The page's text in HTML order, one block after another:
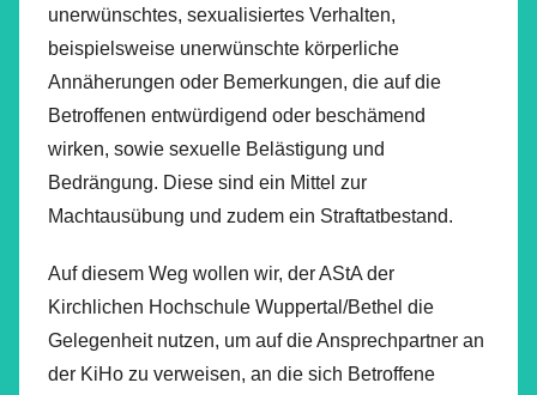
unerwünschtes, sexualisiertes Verhalten,
beispielsweise unerwünschte körperliche
Annäherungen oder Bemerkungen, die auf die
Betroffenen entwürdigend oder beschämend
wirken, sowie sexuelle Belästigung und
Bedrängung. Diese sind ein Mittel zur
Machtausübung und zudem ein Straftatbestand.
Auf diesem Weg wollen wir, der AStA der
Kirchlichen Hochschule Wuppertal/Bethel die
Gelegenheit nutzen, um auf die Ansprechpartner an
der KiHo zu verweisen, an die sich Betroffene